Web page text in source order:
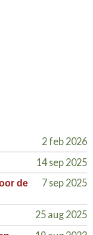
2 feb 2026
14 sep 2025
de
7 sep 2025
25 aug 2025